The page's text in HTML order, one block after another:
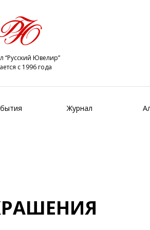
“Русский Ювелир”
с 1996 года
Журнал